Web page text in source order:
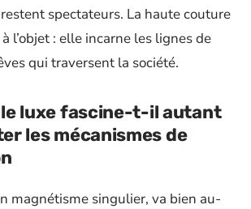
spectateurs. La haute couture
l’objet : elle incarne les lignes de
qui traversent la société.
luxe fascine-t-il autant
les mécanismes de
magnétisme singulier, va bien au-